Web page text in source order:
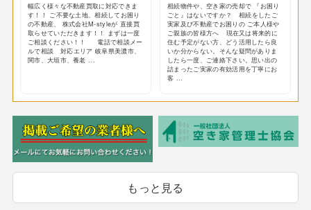
幅広く様々な不動産買取に対応できま
す！！ ご不要な土地、相続してお困り
の不動産、 株式会社M-styleが 直接買
取らせていただきます！！ まずは一度
ご相談ください！！ 電話で相談メー
ルで相談 対応エリア 岐阜県美濃市、
関市、大垣市、養老 ...
相続物件や、空き家の売却で 『お困り
ごと』はないですか？ 相続をしたご
実家及び不動産でお困りの ご本人様や
ご親族の皆様方へ 現在又は将来的に
住む予定がない方、どう活用したら良
いか分からない。そんな疑問がありま
したら一度、ご連絡下さい。思い出の
詰まったご実家の有効活用を丁寧にお
客 ...
もっと見る